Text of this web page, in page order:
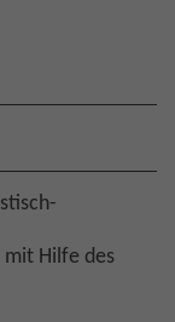
mit Hilfe des